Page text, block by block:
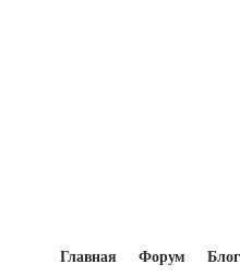
Главная Форум